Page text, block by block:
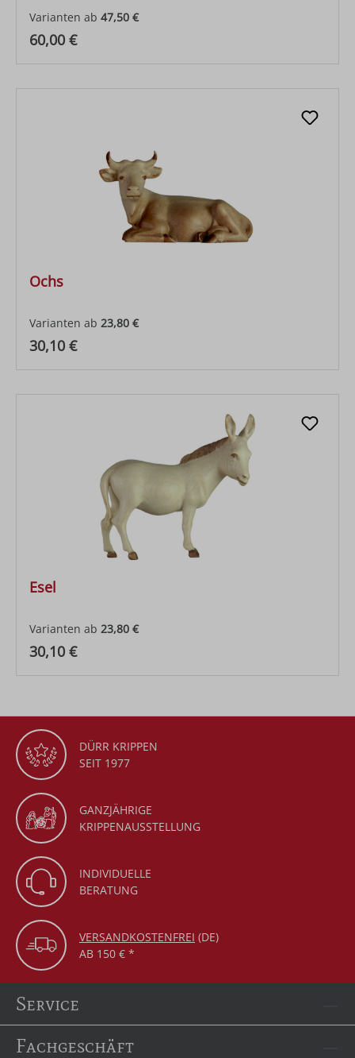
Varianten ab 47,50 €
Regulärer Preis:
60,00 €
Ochs
Varianten ab 23,80 €
Regulärer Preis:
30,10 €
Esel
Varianten ab 23,80 €
Regulärer Preis:
30,10 €
DÜRR KRIPPEN
SEIT 1977
GANZJÄHRIGE
KRIPPENAUSSTELLUNG
INDIVIDUELLE
BERATUNG
VERSANDKOSTENFREI (DE)
AB 150 € *
Service
Fachgeschäft